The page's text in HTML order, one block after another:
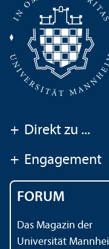
+ Direkt zu ...
+ Engagement
FORUM
Das Magazin der
Universität